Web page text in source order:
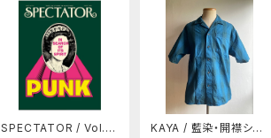
SPECTATOR / Vol.5
KAYA / 藍染・開襟シャ